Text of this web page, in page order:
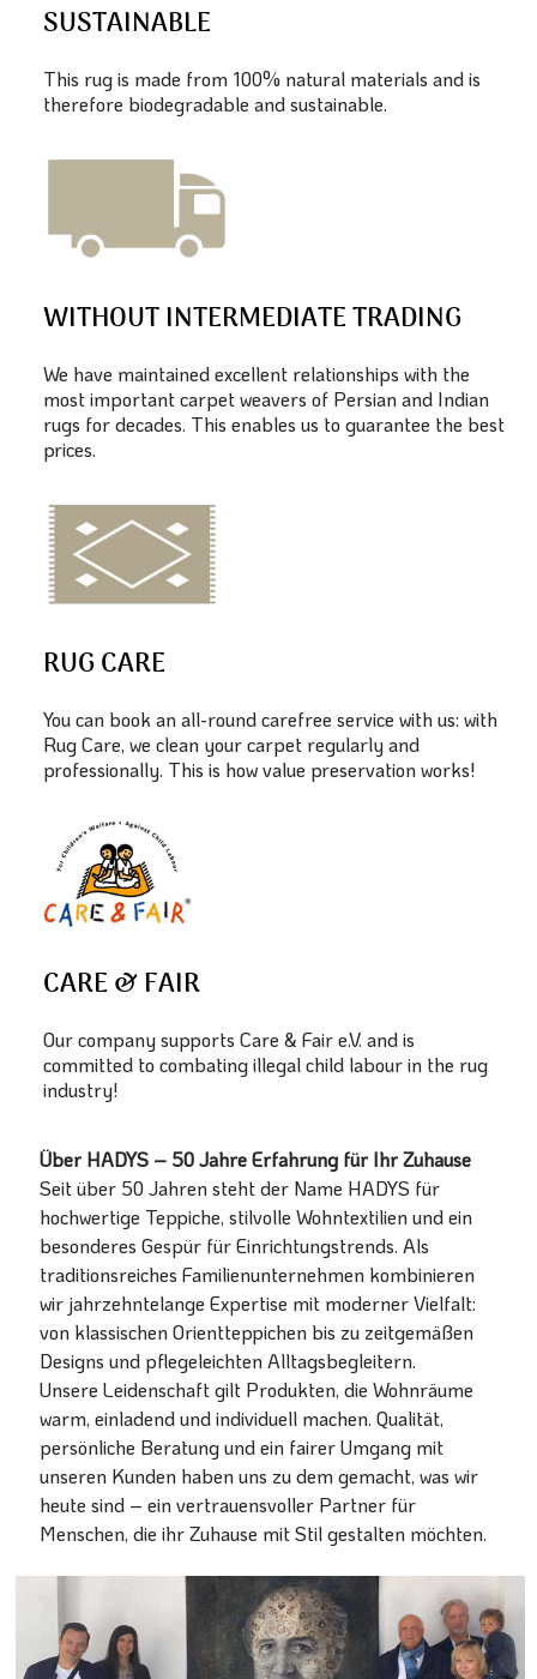
SUSTAINABLE
This rug is made from 100% natural materials and is
therefore biodegradable and sustainable.
WITHOUT INTERMEDIATE TRADING
We have maintained excellent relationships with the
most important carpet weavers of Persian and Indian
rugs for decades. This enables us to guarantee the best
prices.
RUG CARE
You can book an all-round carefree service with us: with
Rug Care, we clean your carpet regularly and
professionally. This is how value preservation works!
CARE & FAIR
Our company supports Care & Fair e.V. and is
committed to combating illegal child labour in the rug
industry!
Über HADYS – 50 Jahre Erfahrung für Ihr Zuhause
Seit über 50 Jahren steht der Name HADYS für
hochwertige Teppiche, stilvolle Wohntextilien und ein
besonderes Gespür für Einrichtungstrends. Als
traditionsreiches Familienunternehmen kombinieren
wir jahrzehntelange Expertise mit moderner Vielfalt:
von klassischen Orientteppichen bis zu zeitgemäßen
Designs und pflegeleichten Alltagsbegleitern.
Unsere Leidenschaft gilt Produkten, die Wohnräume
warm, einladend und individuell machen. Qualität,
persönliche Beratung und ein fairer Umgang mit
unseren Kunden haben uns zu dem gemacht, was wir
heute sind – ein vertrauensvoller Partner für
Menschen, die ihr Zuhause mit Stil gestalten möchten.